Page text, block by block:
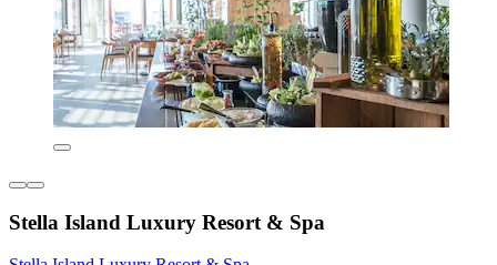
Stella Island Luxury Resort & Spa